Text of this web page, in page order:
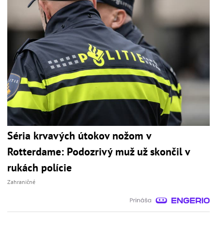
Séria krvavých útokov nožom v
Rotterdame: Podozrivý muž už skončil v
rukách polície
Zahraničné